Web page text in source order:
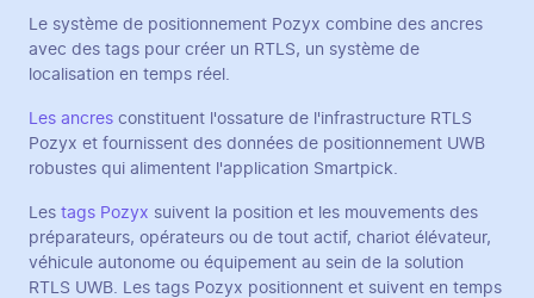
Le système de positionnement Pozyx combine des ancres
avec des tags pour créer un RTLS, un système de
localisation en temps réel.
Les ancres constituent l'ossature de l'infrastructure RTLS
Pozyx et fournissent des données de positionnement UWB
robustes qui alimentent l'application Smartpick.
Les tags Pozyx suivent la position et les mouvements des
préparateurs, opérateurs ou de tout actif, chariot élévateur,
véhicule autonome ou équipement au sein de la solution
RTLS UWB. Les tags Pozyx positionnent et suivent en temps